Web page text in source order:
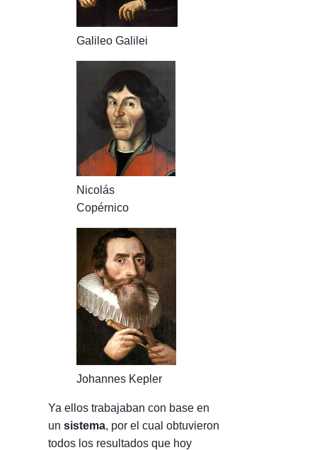
Galileo Galilei
Nicolás
Copérnico
Johannes Kepler
Ya ellos trabajaban con base en
un sistema, por el cual obtuvieron
todos los resultados que hoy